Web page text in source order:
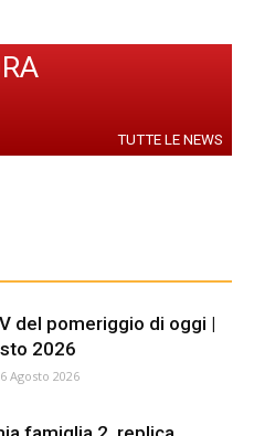
TUTTE LE NEWS
del pomeriggio di oggi |
2026
6 Agosto 2026